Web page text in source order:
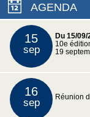
AGENDA
15
sep
Du 15/
10e
19
16
sep Réunion